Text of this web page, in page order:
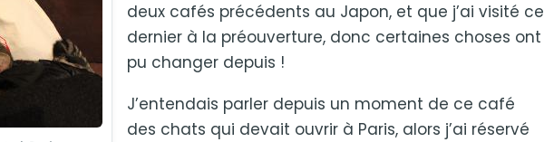
deux cafés précédents au Japon, et que j’ai visité ce
dernier à la préouverture, donc certaines choses ont
pu changer depuis !
J’entendais parler depuis un moment de ce café
des chats qui devait ouvrir à Paris, alors j’ai réservé